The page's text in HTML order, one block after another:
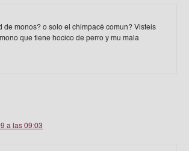
de monos? o solo el chimpacé comun? Visteis
que tiene hocico de perro y mu mala
a las 09:03